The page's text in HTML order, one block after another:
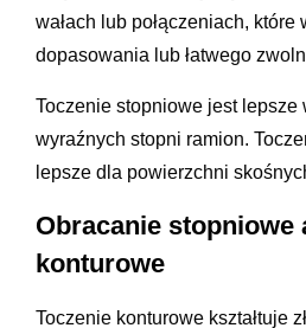
wałach lub połączeniach, które
dopasowania lub łatwego
Toczenie stopniowe jest lepsze
wyraźnych stopni ramion.
lepsze dla powierzchni
Obracanie stopniowe
konturowe
Toczenie konturowe kształtuje